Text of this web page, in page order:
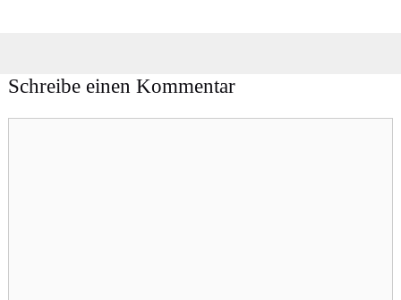
Schreibe einen Kommentar